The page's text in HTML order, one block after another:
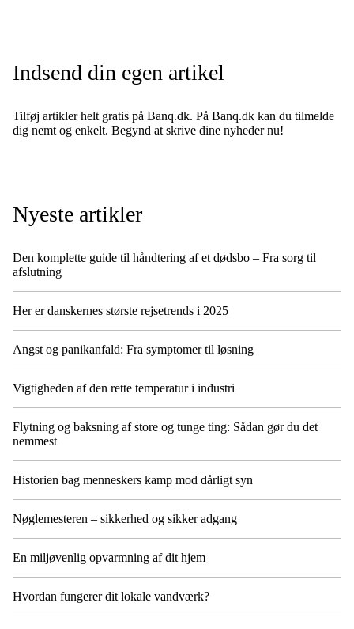
Indsend din egen artikel
Tilføj artikler helt gratis på Banq.dk. På Banq.dk kan du tilmelde
dig nemt og enkelt. Begynd at skrive dine nyheder nu!
Nyeste artikler
Den komplette guide til håndtering af et dødsbo – Fra sorg til
afslutning
Her er danskernes største rejsetrends i 2025
Angst og panikanfald: Fra symptomer til løsning
Vigtigheden af den rette temperatur i industri
Flytning og baksning af store og tunge ting: Sådan gør du det
nemmest
Historien bag menneskers kamp mod dårligt syn
Nøglemesteren – sikkerhed og sikker adgang
En miljøvenlig opvarmning af dit hjem
Hvordan fungerer dit lokale vandværk?